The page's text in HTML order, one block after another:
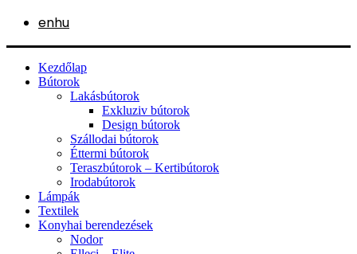
enhu
Kezdőlap
Bútorok
Lakásbútorok
Exkluziv bútorok
Design bútorok
Szállodai bútorok
Éttermi bútorok
Teraszbútorok – Kertibútorok
Irodabútorok
Lámpák
Textilek
Konyhai berendezések
Nodor